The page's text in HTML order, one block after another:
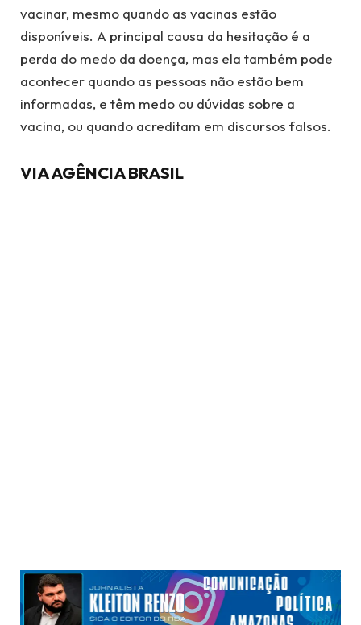
vacinar, mesmo quando as vacinas estão
disponíveis. A principal causa da hesitação é a
perda do medo da doença, mas ela também pode
acontecer quando as pessoas não estão bem
informadas, e têm medo ou dúvidas sobre a
vacina, ou quando acreditam em discursos falsos.
VIA AGÊNCIA BRASIL